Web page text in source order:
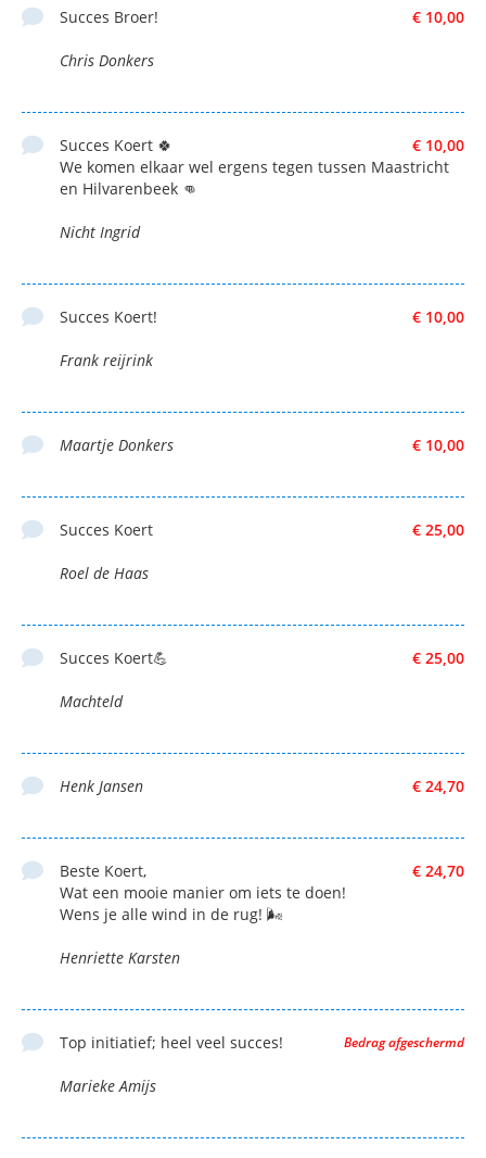
€ 10,00
Succes Broer!
Chris Donkers
€ 10,00
Succes Koert 🍀
We komen elkaar wel ergens tegen tussen Maastricht
en Hilvarenbeek 👊
Nicht Ingrid
€ 10,00
Succes Koert!
Frank reijrink
€ 10,00
Maartje Donkers
€ 25,00
Succes Koert
Roel de Haas
€ 25,00
Succes Koert💪
Machteld
€ 24,70
Henk Jansen
€ 24,70
Beste Koert,
Wat een mooie manier om iets te doen!
Wens je alle wind in de rug! 🌬️
Henriette Karsten
Bedrag afgeschermd
Top initiatief; heel veel succes!
Marieke Amijs